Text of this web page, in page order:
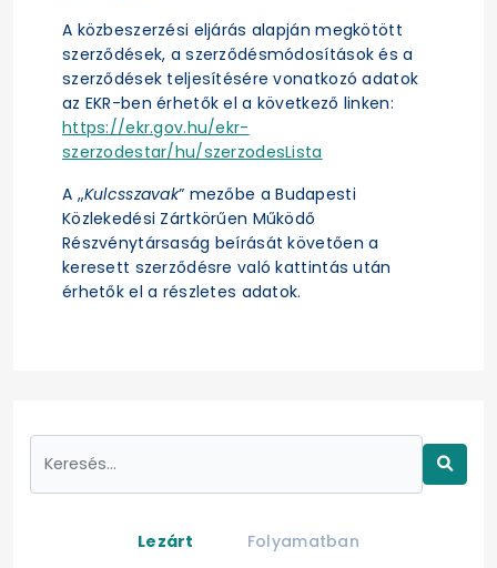
A közbeszerzési eljárás alapján megkötött
szerződések, a szerződésmódosítások és a
szerződések teljesítésére vonatkozó adatok
az EKR-ben érhetők el a következő linken:
https://ekr.gov.hu/ekr-
szerzodestar/hu/szerzodesLista
A „Kulcsszavak” mezőbe a Budapesti
Közlekedési Zártkörűen Működő
Részvénytársaság beírását követően a
keresett szerződésre való kattintás után
érhetők el a részletes adatok.
Lezárt Folyamatban